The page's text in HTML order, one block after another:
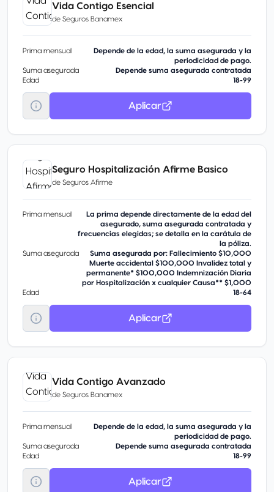
Vida Contigo Esencial
de Seguros Banamex
Prima mensual
Depende de la edad, la suma asegurada y la
periodicidad de pago.
Suma asegurada
Depende suma asegurada contratada
Edad
18-99
Aplicar
Seguro Hospitalización Afirme Basico
de Seguros Afirme
Prima mensual
La prima depende directamente de la edad del
asegurado, suma asegurada contratada y
frecuencias elegidas; se detalla en la carátula de
la póliza.
Suma asegurada
Suma asegurada por: Fallecimiento $10,000
Muerte accidental $100,000 Invalidez total y
permanente* $100,000 Indemnización Diaria
por Hospitalización x cualquier Causa** $1,000
Edad
18-64
Aplicar
Vida Contigo Avanzado
de Seguros Banamex
Prima mensual
Depende de la edad, la suma asegurada y la
periodicidad de pago.
Suma asegurada
Depende suma asegurada contratada
Edad
18-99
Aplicar